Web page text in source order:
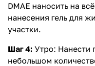
DMAE наносить на
нанесения гель для
участки.
Шаг 4: Утро: Нанести
небольшом